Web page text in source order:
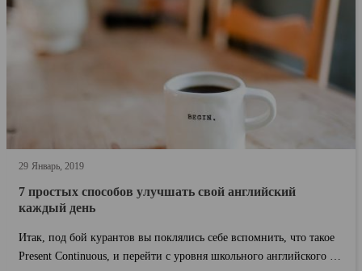
29 Январь 2019
7 простых способов улучшать свой английский
каждый день
Итак, под бой курантов вы поклялись себе вспомнить, что такое
Present Continuous, и перейти с уровня школьного английского на